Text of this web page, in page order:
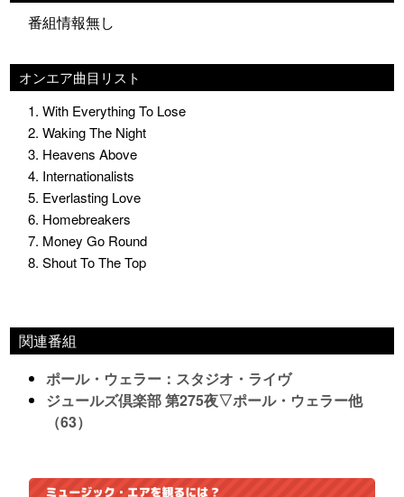
番組情報無し
オンエア曲目リスト
1. With Everything To Lose
2. Waking The Night
3. Heavens Above
4. Internationalists
5. Everlasting Love
6. Homebreakers
7. Money Go Round
8. Shout To The Top
関連番組
ポール・ウェラー：スタジオ・ライヴ
ジュールズ倶楽部 第275夜▽ポール・ウェラー他
（63）